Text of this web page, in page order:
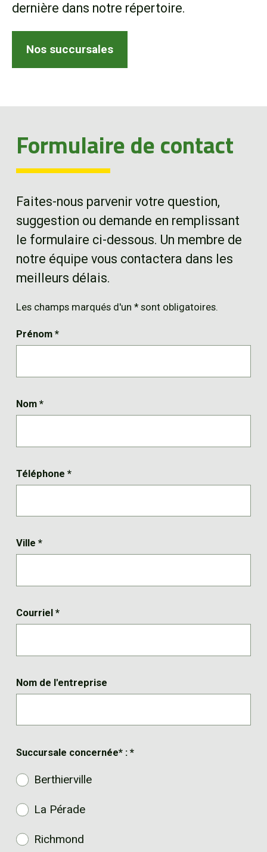
dernière dans notre répertoire.
Nos succursales
Formulaire de contact
Faites-nous parvenir votre question,
suggestion ou demande en remplissant
le formulaire ci-dessous. Un membre de
notre équipe vous contactera dans les
meilleurs délais.
Les champs marqués d'un * sont obligatoires.
Prénom *
Nom *
Téléphone *
Ville *
Courriel *
Nom de l'entreprise
Succursale concernée* : *
Berthierville
La Pérade
Richmond
Nous joindre
EN